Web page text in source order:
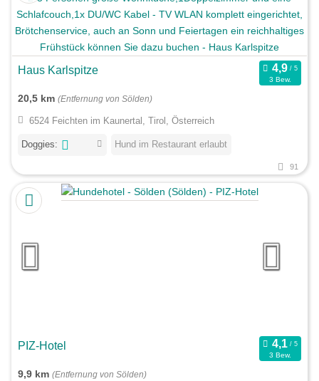
Haus Karlspitze
3 Bew.
20,5 km (Entfernung von Sölden)
6524 Feichten im Kaunertal, Tirol, Österreich
Doggies: Hund im Restaurant erlaubt
91
PIZ-Hotel
3 Bew.
9,9 km (Entfernung von Sölden)